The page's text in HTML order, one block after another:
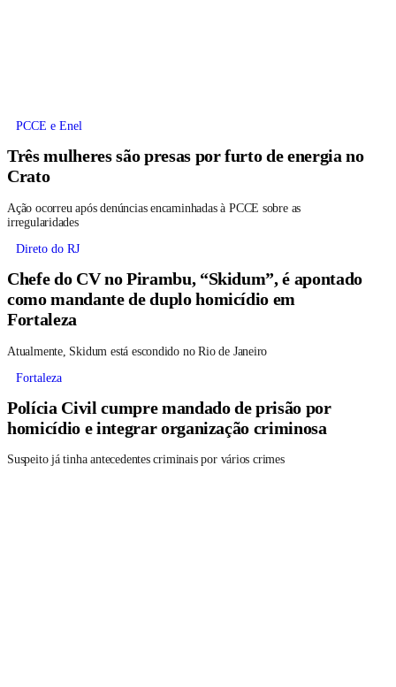
PCCE e Enel
Três mulheres são presas por furto de energia no
Crato
Ação ocorreu após denúncias encaminhadas à PCCE sobre as
irregularidades
Direto do RJ
Chefe do CV no Pirambu, “Skidum”, é apontado
como mandante de duplo homicídio em
Fortaleza
Atualmente, Skidum está escondido no Rio de Janeiro
Fortaleza
Polícia Civil cumpre mandado de prisão por
homicídio e integrar organização criminosa
Suspeito já tinha antecedentes criminais por vários crimes